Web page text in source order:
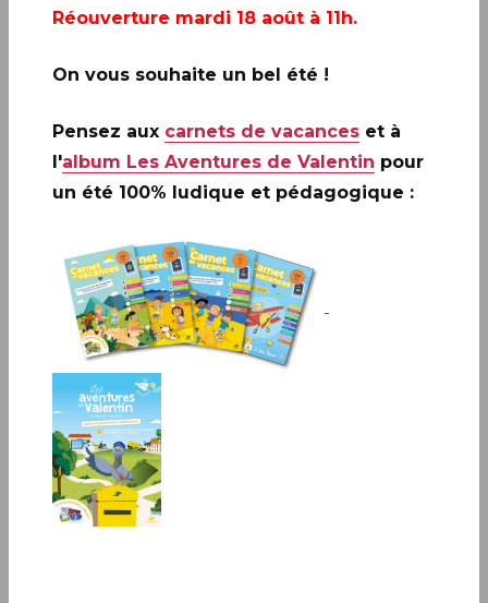
Un an de timbres, des heures de plaisir. C’est
les collectionneurs comme les amoureux d’art.
À offrir ou à s’offrir !
Le Livre des Timbres est divisé en chapitres
thématiques : « Les artistes et leur art », « Actualité
et société », « Les histoires de l’Histoire et, « Sites
culturels et naturels » ainsi qu’un cahier spécial de
8 pages en hommage à Gustave Eiffel « Gustave
Eiffel, ingénieur de génie ».
Réouverture mardi 18 août à 11h.
On vous souhaite un bel été !
Pensez aux carnets de vacances et à
l'album Les Aventures de Valentin pour
un été 100% ludique et pédagogique :